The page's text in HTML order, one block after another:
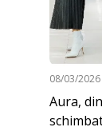
08/03/
Aura,